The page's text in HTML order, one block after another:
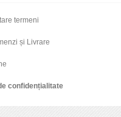
termeni
și Livrare
confidențialitate